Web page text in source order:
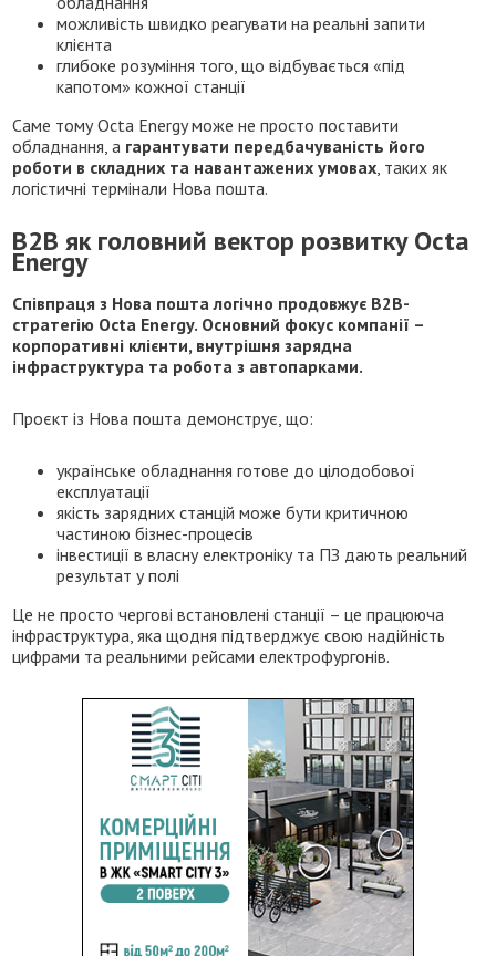
можливість швидко реагувати на реальні запити
клієнта
глибоке розуміння того, що відбувається «під
капотом» кожної станції
Саме тому Octa Energy може не просто поставити
обладнання, а гарантувати передбачуваність його
роботи в складних та навантажених умовах , таких як
логістичні термінали Нова пошта.
B2B як головний вектор розвитку Octa
Energy
Співпраця з Нова пошта логічно продовжує B2B-
стратегію Octa Energy. Основний фокус компанії –
корпоративні клієнти, внутрішня зарядна
інфраструктура та робота з автопарками.
Проєкт із Нова пошта демонструє, що:
українське обладнання готове до цілодобової
експлуатації
якість зарядних станцій може бути критичною
частиною бізнес-процесів
інвестиції в власну електроніку та ПЗ дають реальний
результат у полі
Це не просто чергові встановлені станції – це працююча
інфраструктура, яка щодня підтверджує свою надійність
цифрами та реальними рейсами електрофургонів.